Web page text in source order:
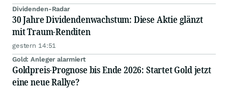
Dividenden-Radar
30 Jahre Dividendenwachstum: Diese Aktie glänzt
mit Traum-Renditen
gestern 14:51
Gold: Anleger alarmiert
Goldpreis-Prognose bis Ende 2026: Startet Gold jetzt
eine neue Rallye?